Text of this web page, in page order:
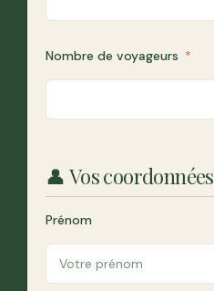
Nombre de voyageurs
👤 Vos coordonnées
Prénom